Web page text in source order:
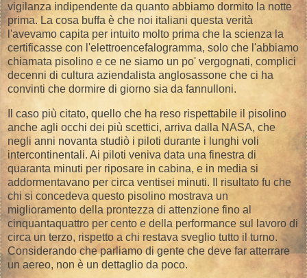
vigilanza indipendente da quanto abbiamo dormito la notte
prima. La cosa buffa è che noi italiani questa verità
l'avevamo capita per intuito molto prima che la scienza la
certificasse con l'elettroencefalogramma, solo che l'abbiamo
chiamata pisolino e ce ne siamo un po' vergognati, complici
decenni di cultura aziendalista anglosassone che ci ha
convinti che dormire di giorno sia da fannulloni.
Il caso più citato, quello che ha reso rispettabile il pisolino
anche agli occhi dei più scettici, arriva dalla NASA, che
negli anni novanta studiò i piloti durante i lunghi voli
intercontinentali. Ai piloti veniva data una finestra di
quaranta minuti per riposare in cabina, e in media si
addormentavano per circa ventisei minuti. Il risultato fu che
chi si concedeva questo pisolino mostrava un
miglioramento della prontezza di attenzione fino al
cinquantaquattro per cento e della performance sul lavoro di
circa un terzo, rispetto a chi restava sveglio tutto il turno.
Considerando che parliamo di gente che deve far atterrare
un aereo, non è un dettaglio da poco.